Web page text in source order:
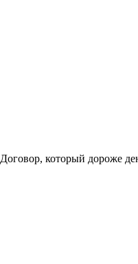
Договор, который дороже